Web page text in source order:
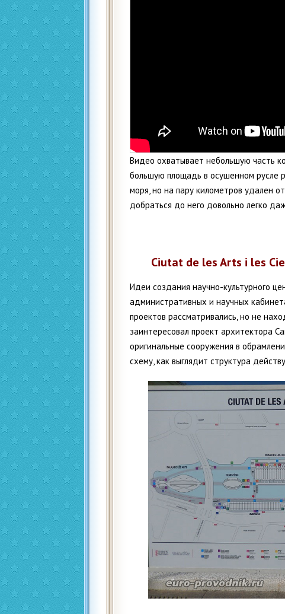
Видео охватывает небольшую часть
большую площадь в осушенном русле
моря, но на пару километров удален
добраться до него довольно легко
Ciutat de les Arts i les
Идеи создания научно-культурного
административных и научных
проектов рассматривались, но не
заинтересовал проект архитектора
оригинальные сооружения в
схему, как выглядит структура